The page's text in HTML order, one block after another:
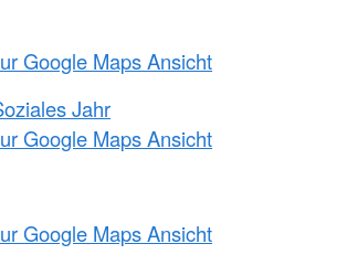
Google Maps Ansicht
Jahr
Google Maps Ansicht
Google Maps Ansicht